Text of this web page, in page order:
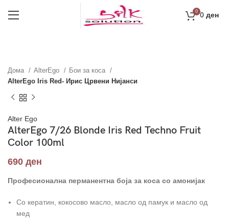
0 0 ден
Дома AlterEgo
Бои за коса
AlterEgo Iris Red- Ирис Црвени Нијанси
Alter Ego
AlterEgo 7/26 Blonde Iris Red Techno Fruit
Color 100ml
690 ден
Професионална перманентна боја за коса со амонијак
Со кератин, кокосово масло, масло од памук и масло од
мед